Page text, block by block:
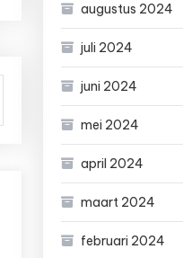
augustus 2024
juli 2024
juni 2024
mei 2024
april 2024
maart 2024
februari 2024